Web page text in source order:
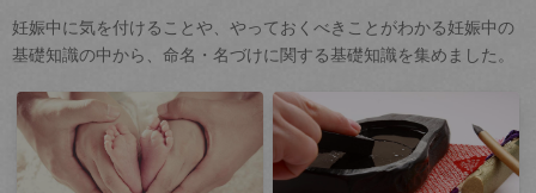
妊娠中に気を付けることや、やっておくべきことがわかる妊娠中の
基礎知識の中から、命名・名づけに関する基礎知識を集めました。